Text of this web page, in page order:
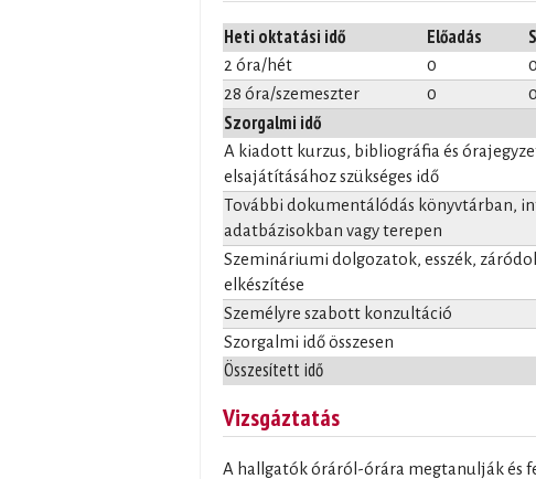
Heti oktatási idő Előadás
2 óra/hét 0 0
28 óra/szemeszter
0 0
Szorgalmi idő
Összesített idő
A kiadott kurzus, bibliográfia és
elsajátításához szükséges idő
További dokumentálódás könyvtárban,
adatbázisokban vagy terepen
Szemináriumi dolgozatok, esszék,
elkészítése
Személyre szabott konzultáció
Szorgalmi idő összesen
Vizsgáztatás
A hallgatók óráról-órára megtanulják és